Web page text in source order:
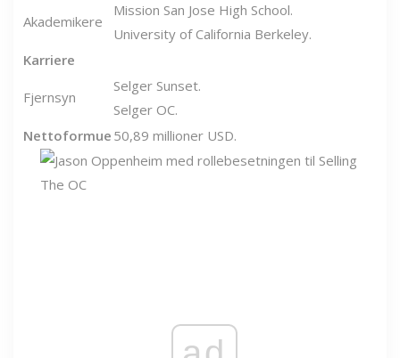
Akademikere
Mission San Jose High School.
University of California Berkeley.
Karriere
Fjernsyn
Selger Sunset.
Selger OC.
Nettoformue 50,89 millioner USD.